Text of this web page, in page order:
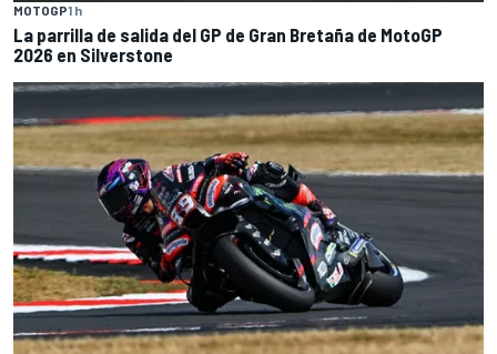
MOTOGP1 h
La parrilla de salida del GP de Gran Bretaña de MotoGP
2026 en Silverstone